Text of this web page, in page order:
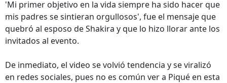
'Mi primer objetivo en la vida siempre ha sido hacer que
mis padres se sintieran orgullosos', fue el mensaje que
quebró al esposo de Shakira y que lo hizo llorar ante los
invitados al evento.
De inmediato, el video se volvió tendencia y se viralizó
en redes sociales, pues no es común ver a Piqué en esta